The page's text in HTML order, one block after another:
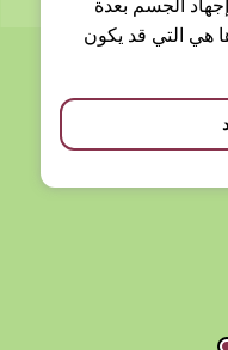
الجسم بعدة
قد يكون